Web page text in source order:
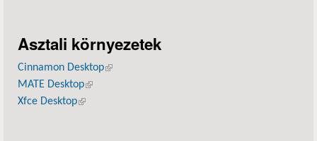
Asztali környezetek
Cinnamon Desktop(külső hivatkozás)
MATE Desktop(külső hivatkozás)
Xfce Desktop(külső hivatkozás)